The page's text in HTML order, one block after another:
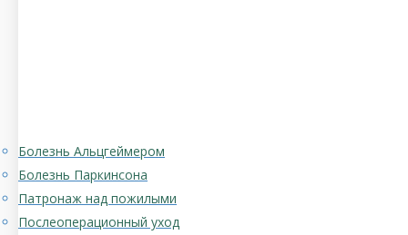
Болезнь Альцгеймером
Болезнь Паркинсона
Патронаж над пожилыми
Послеоперационный уход